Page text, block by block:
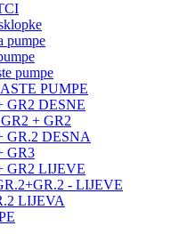
pumpe
pumpe
PUMPE
GR2 DESNE
+ GR2
GR.2 DESNA
GR3
GR2 LIJEVE
- LIJEVE
LIJEVA